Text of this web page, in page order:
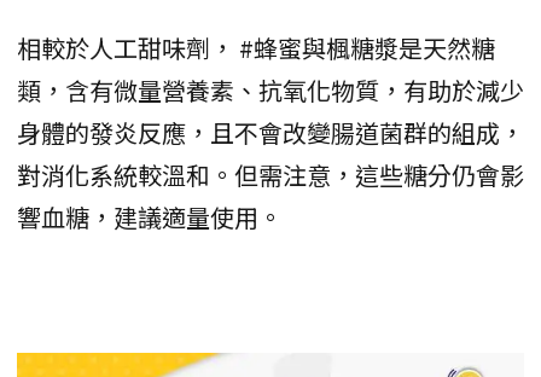
相較於人工甜味劑， #蜂蜜與楓糖漿是天然糖
類，含有微量營養素、抗氧化物質，有助於減少
身體的發炎反應，且不會改變腸道菌群的組成，
對消化系統較溫和。但需注意，這些糖分仍會影
響血糖，建議適量使用。